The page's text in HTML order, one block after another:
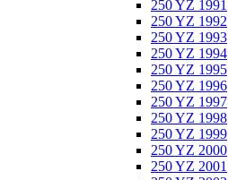
250 YZ 1991
250 YZ 1992
250 YZ 1993
250 YZ 1994
250 YZ 1995
250 YZ 1996
250 YZ 1997
250 YZ 1998
250 YZ 1999
250 YZ 2000
250 YZ 2001